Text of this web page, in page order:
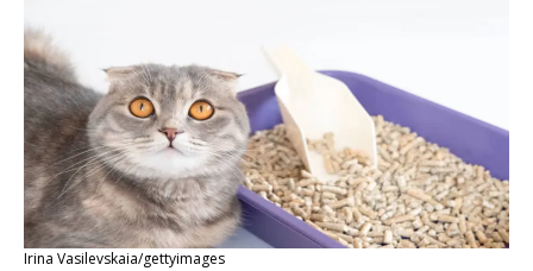
Irina Vasilevskaia/gettyimages